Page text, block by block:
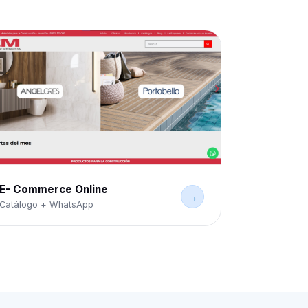
E- Commerce Online
Catálogo + WhatsApp
→